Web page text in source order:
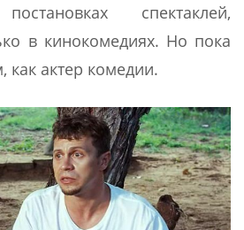
спектаклей,
в кинокомедиях. Но пока
как актер комедии.